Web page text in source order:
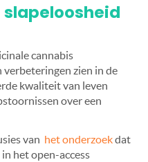
cannabis
verbeteringen zien in de
kwaliteit van leven
over een
van het onderzoekdat
het open-access